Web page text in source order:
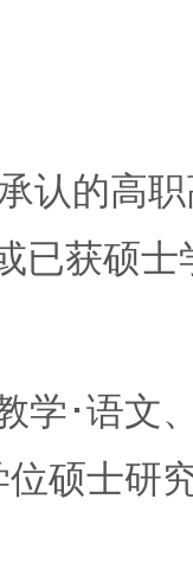
的高职
已获硕士
･语文、
硕士研